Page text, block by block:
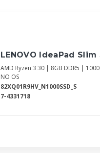
LENOVO IdeaPad
AMD Ryzen 3 30 | 8GB DDR5 |
NO OS
82XQ01R9HV_N1000SSD_S
7-4331718